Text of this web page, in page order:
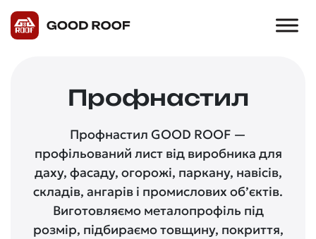
Профнастил
Профнастил GOOD ROOF —
профільований лист від виробника для
даху, фасаду, огорожі, паркану, навісів,
складів, ангарів і промислових об’єктів.
Виготовляємо металопрофіль під
розмір, підбираємо товщину, покриття,